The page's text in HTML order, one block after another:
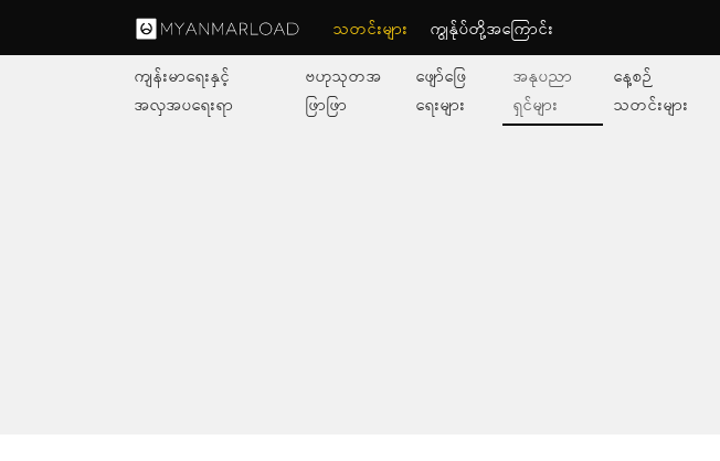
သတင်းများ ကျွနု်ပ်တို့အကြောင်း
ကျန်းမာရေးနှင့်
အလှအပရေးရာ
ဗဟုသုတအ
ဖြာဖြာ
ဖျော်ဖြေ
ရေးများ
အနုပညာ
ရှင်များ
နေ့စဉ်
သတင်းများ